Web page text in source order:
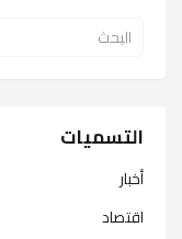
التسميات
أخبار
اقتصاد